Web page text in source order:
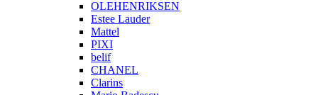
OLEHENRIKSEN
Estee Lauder
Mattel
PIXI
belif
CHANEL
Clarins